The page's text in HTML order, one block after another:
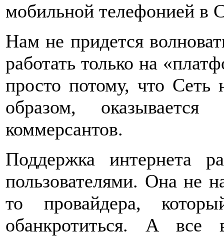
мобильной телефонией
Нам не придется
работать только на
просто потому, что
образом,
коммерсантов.
Поддержка интернета
пользователями. Она не
то провайдера,
обанкротиться. А